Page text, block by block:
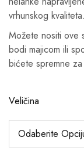
vrhunskog kvaliteta.
Možete nositi ove
bodi majicom ili
bićete spremne
Veličina